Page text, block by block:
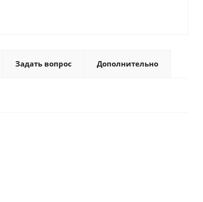
Задать вопрос Дополнительно